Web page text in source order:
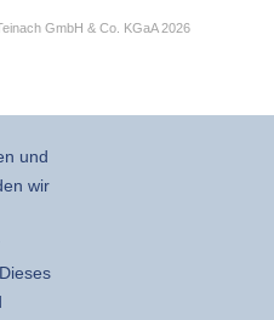
GmbH & Co. KGaA 2026
und
wir